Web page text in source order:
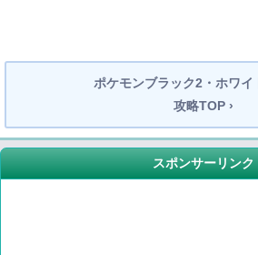
ポケモンブラック2・ホワイ
攻略TOP ›
スポンサーリンク